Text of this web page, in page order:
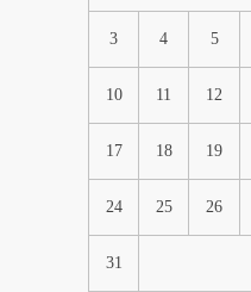
3 4 5
10 11 12
17 18 19
24 25 26
31